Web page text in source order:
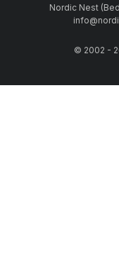
Nordic Nest
© 2002 -